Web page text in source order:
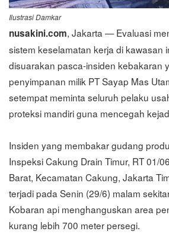
Ilustrasi Damkar
nusakini.com, Jakarta — Evaluasi
sistem keselamatan kerja di kawasan
disuarakan pasca-insiden kebakaran
penyimpanan milik PT Sayap Mas
setempat meminta seluruh pelaku
proteksi mandiri guna mencegah
Insiden yang membakar gudang
Inspeksi Cakung Drain Timur, RT 01/
Barat, Kecamatan Cakung, Jakarta
terjadi pada Senin (29/6) malam
Kobaran api menghanguskan area
kurang lebih 700 meter persegi.